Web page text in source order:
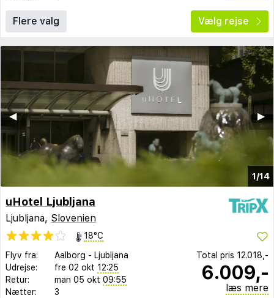
Flere valg Vælg rejse
1/14
▶︎
◀︎
uHotel Ljubljana
Ljubljana, Slovenien
18°C
Flyv fra:
Aalborg - Ljubljana
Udrejse:
fre 02 okt 12:25
Retur:
man 05 okt 09:55
Nætter:
3
Total pris 12.018,-
6.009,-
læs mere